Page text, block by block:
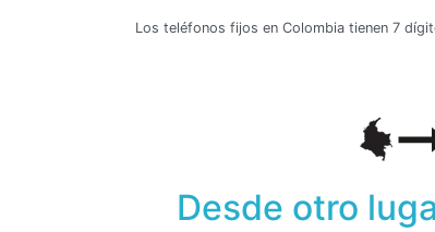
Los teléfonos fijos en Colombia tienen 7
Desde otro